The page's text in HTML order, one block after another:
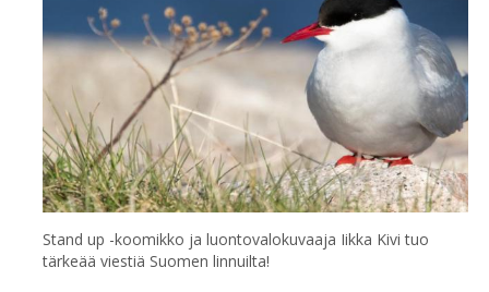
Stand up -koomikko ja luontovalokuvaaja Iikka Kivi tuo
tärkeää viestiä Suomen linnuilta!